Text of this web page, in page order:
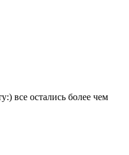
все остались более чем